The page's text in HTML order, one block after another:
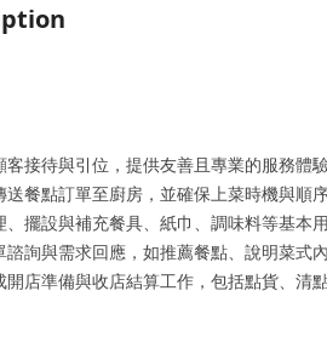
客接待與引位，提供友善且專業的服務體
送餐點訂單至廚房，並確保上菜時機與順
、擺設與補充餐具、紙巾、調味料等基本
諮詢與需求回應，如推薦餐點、說明菜式
開店準備與收店結算工作，包括點貨、清